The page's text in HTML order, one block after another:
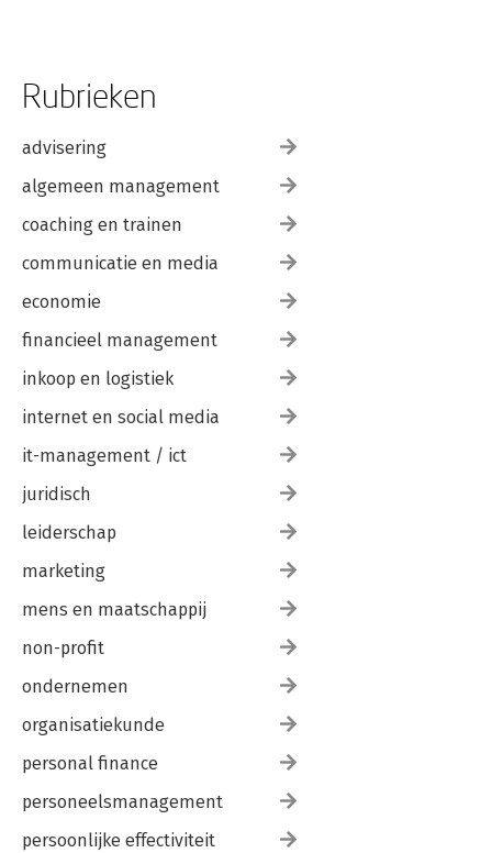
Rubrieken
advisering
algemeen management
coaching en trainen
communicatie en media
economie
financieel management
inkoop en logistiek
internet en social media
it-management / ict
juridisch
leiderschap
marketing
mens en maatschappij
non-profit
ondernemen
organisatiekunde
personal finance
personeelsmanagement
persoonlijke effectiviteit